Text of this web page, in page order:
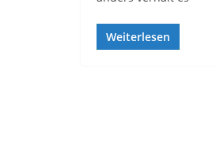
Weiterlesen